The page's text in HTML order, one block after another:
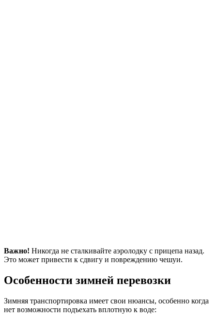
Важно! Никогда не сталкивайте аэролодку с прицепа назад.
Это может привести к сдвигу и повреждению чешуи.
Особенности зимней перевозки
Зимняя транспортировка имеет свои нюансы, особенно когда
нет возможности подъехать вплотную к воде: